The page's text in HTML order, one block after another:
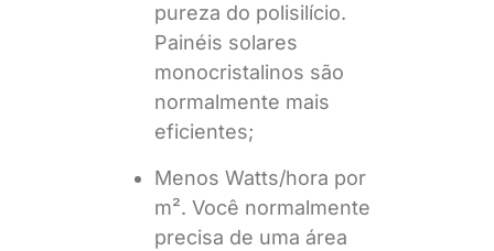
pureza do polisilício.
Painéis solares
monocristalinos são
normalmente mais
eficientes;
Menos Watts/hora por
m². Você normalmente
precisa de uma área